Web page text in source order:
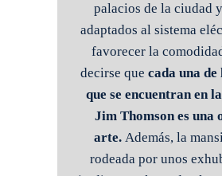
palacios de la ciudad
adaptados al sistema
favorecer la
decirse que cada una de
que se encuentran en
Jim Thomson es una
arte. Además, la
rodeada por unos